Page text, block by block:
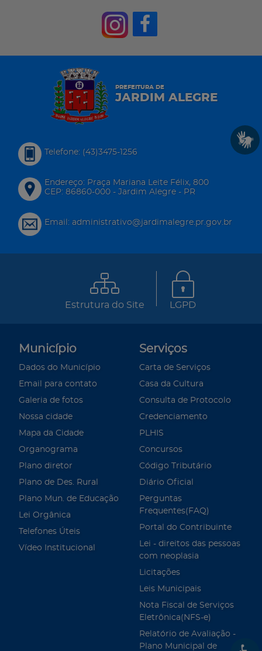
PREFEITURA DE
JARDIM ALEGRE
Telefone: (43)3475-1256
Endereço: Praça Mariana Leite Félix, 800
CEP: 86860-000 - Jardim Alegre - PR
Email: administrativo@jardimalegre.pr.gov.br
Estrutura do Site LGPD
Município
Dados do Município
Email para contato
Galeria de fotos
Nossa cidade
Mapa da Cidade
Organograma
Plano diretor
Plano de Des. Rural
Plano Mun. de Educação
Lei Orgânica
Telefones Úteis
Vídeo Institucional
Serviços
Carta de Serviços
Casa da Cultura
Consulta de Protocolo
Credenciamento
PLHIS
Concursos
Código Tributário
Diário Oficial
Perguntas
Frequentes(FAQ)
Portal do Contribuinte
Lei - direitos das pessoas
com neoplasia
Licitações
Leis Municipais
Nota Fiscal de Serviços
Eletrônica(NFS-e)
Relatório de Avaliação -
Plano Municipal de